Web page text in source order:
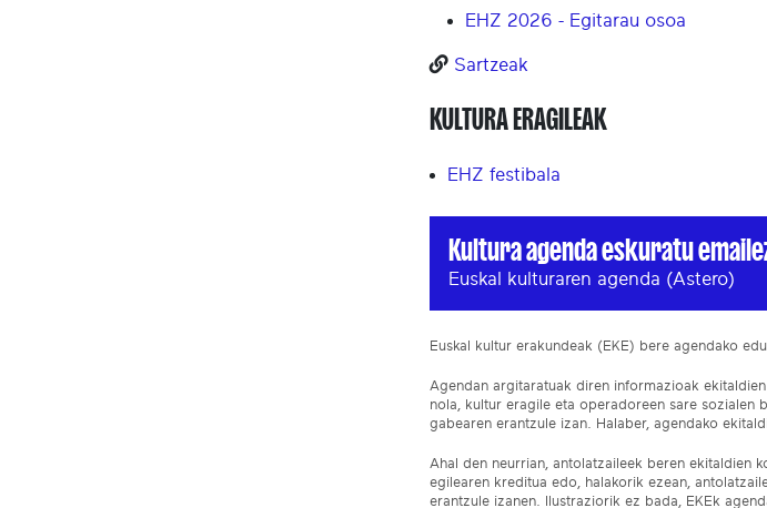
EHZ 2026 - Egitarau osoa
Sartzeak
KULTURA ERAGILEAK
EHZ festibala
Kultura agenda eskuratu
Euskal kulturaren agenda (Astero)
Euskal kultur erakundeak (EKE) bere agendako
Agendan argitaratuak diren informazioak
nola, kultur eragile eta operadoreen sare sozialen
gabearen erantzule izan. Halaber, agendako
Ahal den neurrian, antolatzaileek beren ekitaldien
egilearen kreditua edo, halakorik ezean,
erantzule izanen. Ilustraziorik ez bada, EKEk